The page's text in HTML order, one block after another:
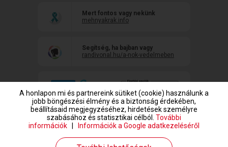
Mert fontos vagy nekünk
mehnyakrak.info
Segítség, ha bajban vagy
randivonal.hu/a-nok-vedelmeben
www.randivonal.hu © Copyright 1999-2026 Dating Central Europe Zrt.
A honlapon mi és partnereink sütiket (cookie) használunk a
jobb böngészési élmény és a biztonság érdekében,
beállításaid megjegyzéséhez, hirdetések személyre
szabásához és statisztikai célból. További
információk
Információk a Google adatkezeléséről